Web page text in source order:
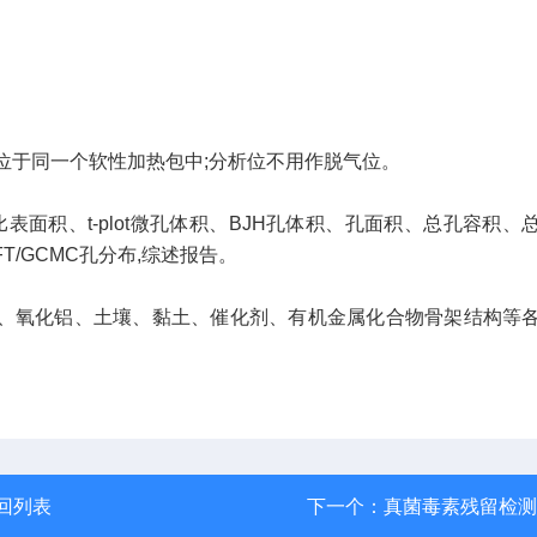
一个软性加热包中;分析位不用作脱气位。
积、t-plot微孔体积、BJH孔体积、孔面积、总孔容积、
GCMC孔分布,综述报告。
铝、土壤、黏土、催化剂、有机金属化合物骨架结构等
列表 下一个： 真菌毒素残留检